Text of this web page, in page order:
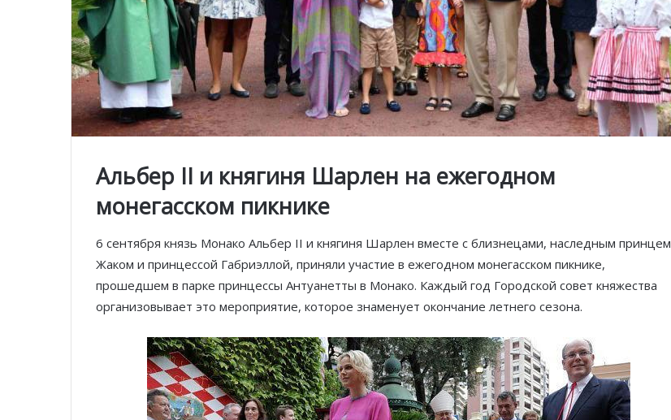
Альбер II и княгиня Шарлен на ежегодном
монегасском пикнике
6 сентября князь Монако Альбер II и княгиня Шарлен вместе с близнецами, наследным принцем
Жаком и принцессой Габриэллой, приняли участие в ежегодном монегасском пикнике,
прошедшем в парке принцессы Антуанетты в Монако. Каждый год Городской совет княжества
организовывает это мероприятие, которое знаменует окончание летнего сезона.